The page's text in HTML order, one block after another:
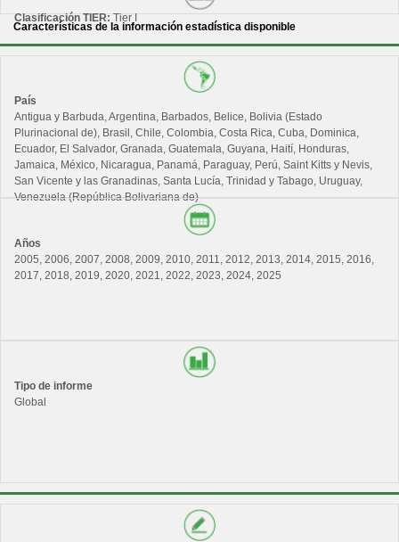
INDICADOR 13.a.1 Cantidades proporcionadas y movilizadas en dólares
de los Estados Unidos al año en relación con el objetivo actual mantenido
de movilización colectiva de 100.000 millones de dólares de aquí a 2025
META 13.b Promover mecanismos para aumentar la capacidad para la
planificación y gestión eficaces en relación con el cambio climático en los
países menos adelantados y los pequeños Estados insulares en desarrollo,
haciendo particular hincapié en las mujeres, los jóvenes y las comunidades
locales y marginadas
INDICADOR 13.b.1 Número de países menos adelantados y pequeños
Estados insulares en desarrollo con contribuciones determinadas a nivel
nacional, estrategias a largo plazo, planes nacionales de adaptación y
comunicaciones sobre la adaptación, notificadas a la secretaría de la
Convención Marco de las Naciones Unidas sobre el Cambio Climático
Clasificación TIER: Tier I
Características de la información estadística disponible
País
Antigua y Barbuda, Argentina, Barbados, Belice, Bolivia (Estado
Plurinacional de), Brasil, Chile, Colombia, Costa Rica, Cuba, Dominica,
Ecuador, El Salvador, Granada, Guatemala, Guyana, Haití, Honduras,
Jamaica, México, Nicaragua, Panamá, Paraguay, Perú, Saint Kitts y Nevis,
San Vicente y las Granadinas, Santa Lucía, Trinidad y Tabago, Uruguay,
Venezuela (República Bolivariana de)
Años
2005, 2006, 2007, 2008, 2009, 2010, 2011, 2012, 2013, 2014, 2015, 2016,
2017, 2018, 2019, 2020, 2021, 2022, 2023, 2024, 2025
Tipo de informe
Global